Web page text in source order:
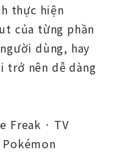
thực hiện
của từng phần
dùng, hay
trở nên dễ dàng
Freak · TV